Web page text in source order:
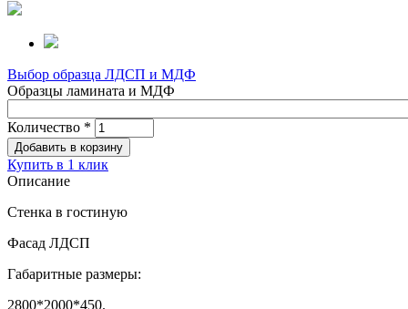
Выбор образца ЛДСП и МДФ
Образцы ламината и МДФ
Количество *
Купить в 1 клик
Описание
Стенка в гостиную
Фасад ЛДСП
Габаритные размеры:
2800*2000*450.